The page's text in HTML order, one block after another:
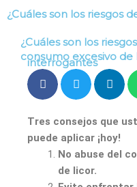
contenido
¿Cuáles son los riesgos
¿Cuáles son los
consumo excesivo de
interrogantes
Tres consejos que
puede aplicar ¡hoy!
No abuse del
de licor.